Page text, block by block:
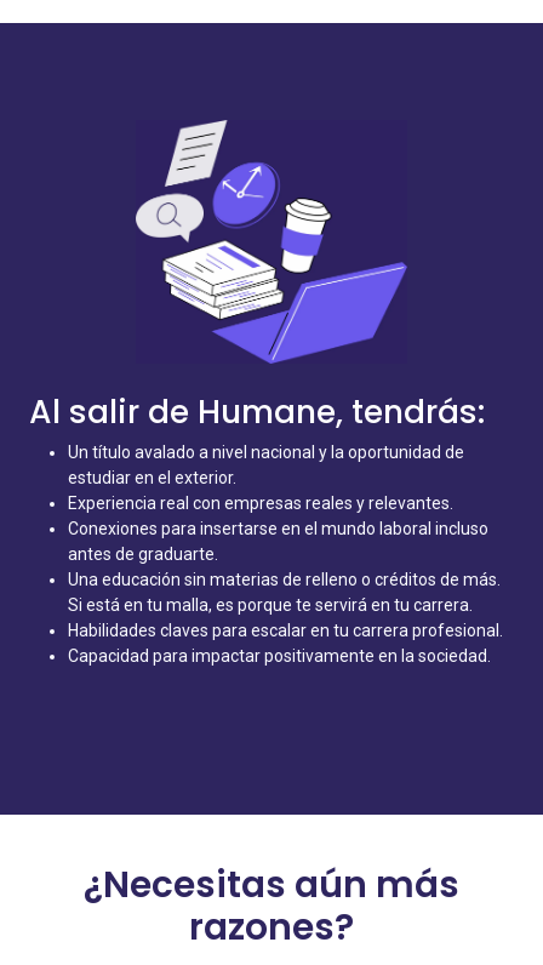
Al salir de Humane, tendrás:
Un título avalado a nivel nacional y la oportunidad de
estudiar en el exterior.
Experiencia real con empresas reales y relevantes.
Conexiones para insertarse en el mundo laboral incluso
antes de graduarte.
Una educación sin materias de relleno o créditos de más.
Si está en tu malla, es porque te servirá en tu carrera.
Habilidades claves para escalar en tu carrera profesional.
Capacidad para impactar positivamente en la sociedad.
¿Necesitas aún más
razones?